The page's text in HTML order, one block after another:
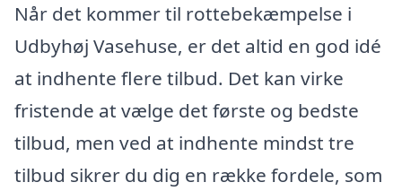
Når det kommer til rottebekæmpelse i
Udbyhøj Vasehuse, er det altid en god idé
at indhente flere tilbud. Det kan virke
fristende at vælge det første og bedste
tilbud, men ved at indhente mindst tre
tilbud sikrer du dig en række fordele, som